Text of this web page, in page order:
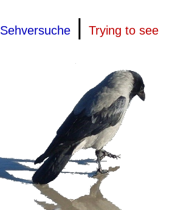
Sehversuche| Trying to see